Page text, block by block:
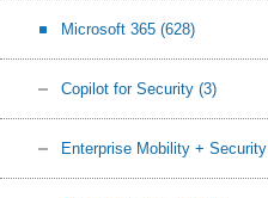
Microsoft 365 (628)
Copilot for Security (3)
Enterprise Mobility + Security